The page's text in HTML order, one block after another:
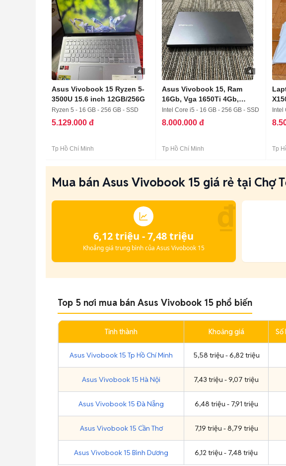
4
Asus Vivobook 15 Ryzen 5-
3500U 15.6 inch 12GB/256G
Ryzen 5 - 16 GB - 256 GB - SSD
5.129.000 đ
Tp Hồ Chí Minh
4
Asus Vivobook 15, Ram
16Gb, Vga 1650Ti 4Gb,
256Gb
Intel Core i5 - 16 GB - 256 GB - SSD
8.000.000 đ
Tp Hồ Chí Minh
Intel
Tp
Mua bán Asus Vivobook 15 giá rẻ tại Chợ
₫
6,12 triệu - 7,48 triệu
Khoảng giá trung bình của Asus Vivobook 15
Top 5 nơi mua bán Asus Vivobook 15 phổ biến
Tỉnh thành Khoảng giá Số
Asus Vivobook 15 Tp Hồ Chí Minh 5,58 triệu - 6,82 triệu
Asus Vivobook 15 Hà Nội 7,43 triệu - 9,07 triệu
Asus Vivobook 15 Đà Nẵng 6,48 triệu - 7,91 triệu
Asus Vivobook 15 Cần Thơ 7,19 triệu - 8,79 triệu
Asus Vivobook 15 Bình Dương 6,12 triệu - 7,48 triệu